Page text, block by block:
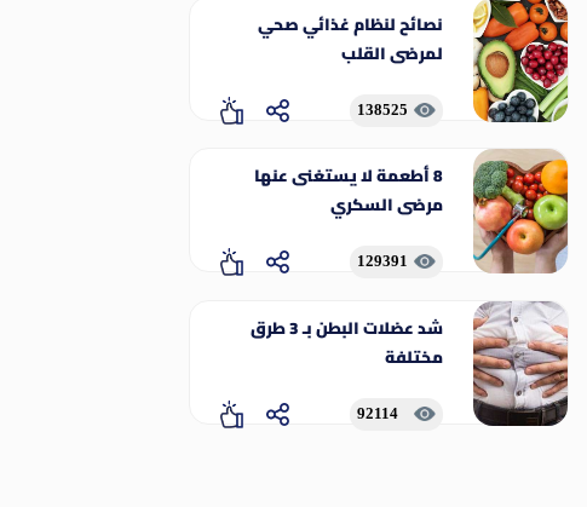
نصائح لنظام غذائي صحي
لمرضى القلب
138525
8 أطعمة لا يستغنى عنها
مرضى السكري
129391
شد عضلات البطن بـ 3 طرق
مختلفة
92114